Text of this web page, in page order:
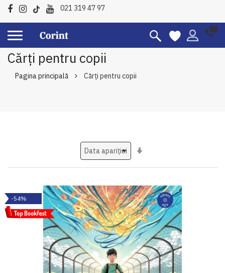
021 319 47 97
Cărți pentru copii
Pagina principală Cărți pentru copii
-54%